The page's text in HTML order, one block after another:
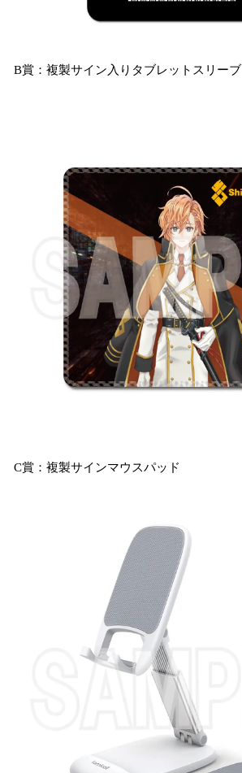
B賞：複製サイン入りタブレットスリーブ
C賞：複製サインマウスパッド